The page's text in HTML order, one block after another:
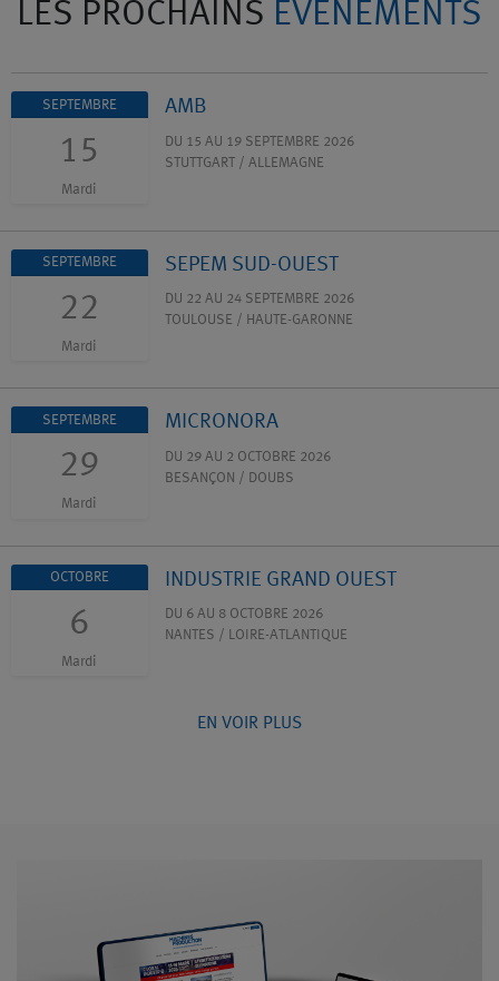
LES PROCHAINS ÉVÉNEMENTS
SEPTEMBRE
15
Mardi
AMB
DU 15 AU 19 SEPTEMBRE 2026
STUTTGART / ALLEMAGNE
SEPTEMBRE
22
Mardi
SEPEM SUD-OUEST
DU 22 AU 24 SEPTEMBRE 2026
TOULOUSE / HAUTE-GARONNE
SEPTEMBRE
29
Mardi
MICRONORA
DU 29 AU 2 OCTOBRE 2026
BESANÇON / DOUBS
OCTOBRE
6
Mardi
INDUSTRIE GRAND OUEST
DU 6 AU 8 OCTOBRE 2026
NANTES / LOIRE-ATLANTIQUE
EN VOIR PLUS